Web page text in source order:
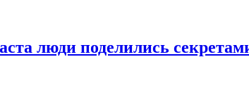
люди поделились